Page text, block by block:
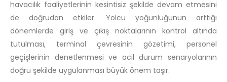
havacılık faaliyetlerinin kesintisiz şekilde devam etmesini
de doğrudan etkiler. Yolcu yoğunluğunun arttığı
dönemlerde giriş ve çıkış noktalarının kontrol altında
tutulması, terminal çevresinin gözetimi, personel
geçişlerinin denetlenmesi ve acil durum senaryolarının
doğru şekilde uygulanması büyük önem taşır.